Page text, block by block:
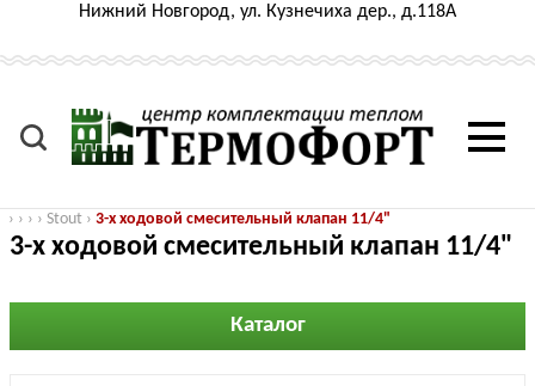
Нижний Новгород, ул. Кузнечиха дер., д.118А
› › › › Stout › 3-х ходовой смесительный клапан 11/4"
3-х ходовой смесительный клапан 11/4"
Каталог